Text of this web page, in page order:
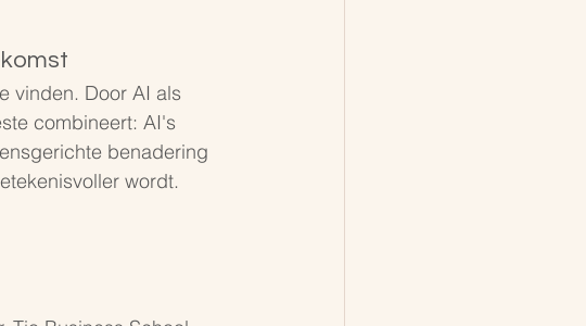
vinden. Door AI als
combineert: AI's
benadering
wordt.